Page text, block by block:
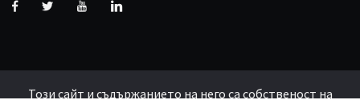
Този сайт и съдържанието на него са собственост на